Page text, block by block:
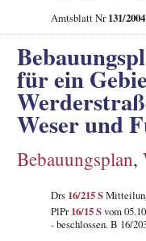
Amtsblatt Nr131/2004
für ein
Weser und
Bebauungsplan,
Drs 16/215 S
PlPr16/15 Svom
- beschlossen. B 16/